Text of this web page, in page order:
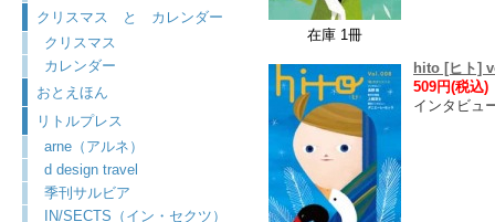
クリスマス と カレンダー
クリスマス
カレンダー
おとえほん
リトルプレス
arne（アルネ）
d design travel
季刊サルビア
IN/SECTS（イン・セクツ）
在庫 1冊
hito [ヒト]
509円(税込)
インタビュ